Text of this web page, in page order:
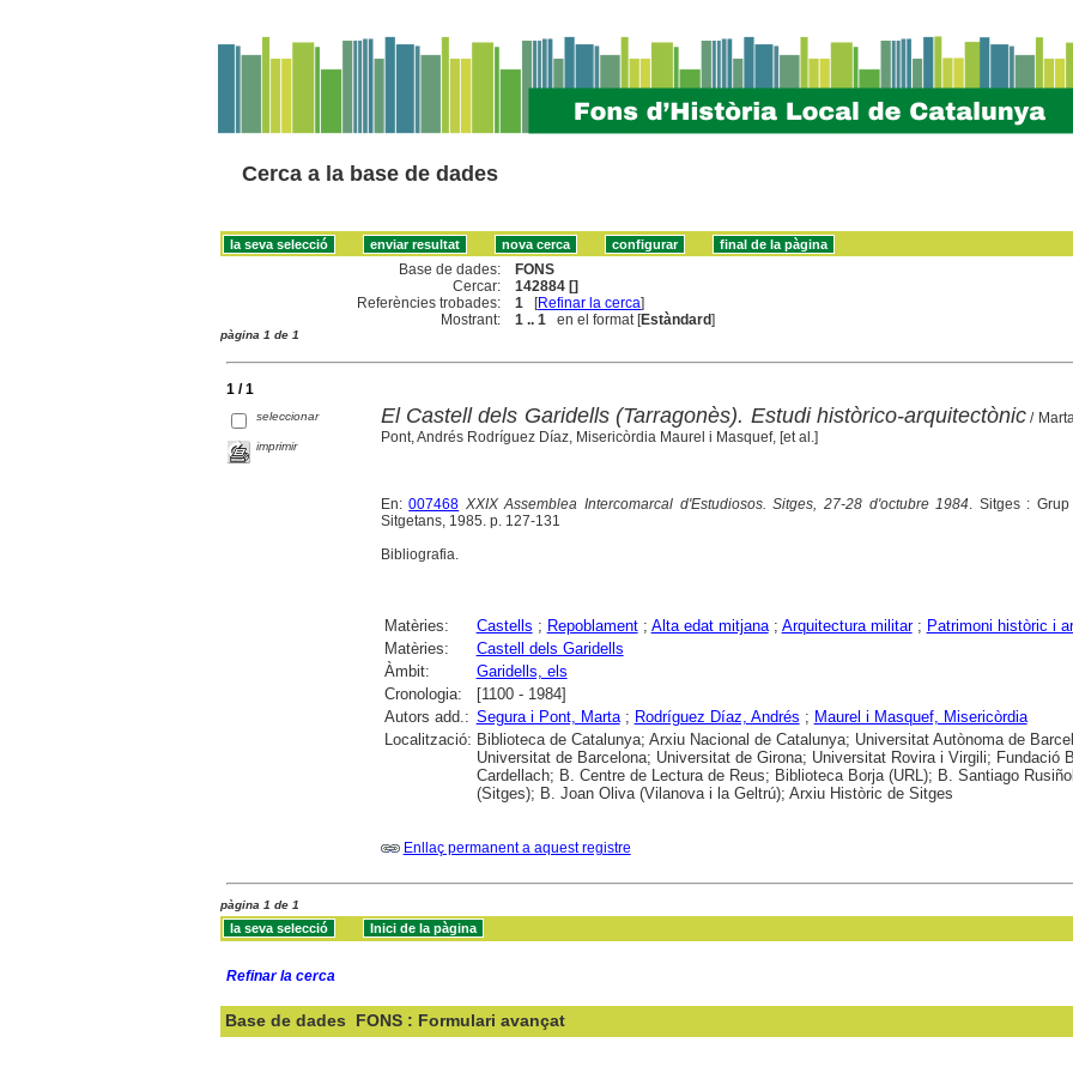
Cerca a la base de dades
Base de dades:
FONS
Cercar:
142884 []
Referències trobades:
1 [Refinar la cerca]
Mostrant:
1 .. 1 en el format [Estàndard]
pàgina 1 de 1
1 / 1
seleccionar
imprimir
El Castell dels Garidells (Tarragonès). Estudi històrico-arquitectònic /
Pont, Andrés Rodríguez Díaz, Misericòrdia Maurel i Masquef, [et al.]
En:007468 XXIX Assemblea Intercomarcal d'Estudiosos. Sitges, 27-28 d'octubre 1984. Sitges : Grup
Sitgetans, 1985. p. 127-131
Bibliografia.
Matèries: Castells ; Repoblament; Alta edat mitjana; Arquitectura militar; Patrimoni històric i
Matèries:
Castell dels Garidells
Àmbit:
Garidells, els
Cronologia:
[1100 - 1984]
Autors add.: Segura i Pont, Marta; Rodríguez Díaz, Andrés ; Maurel i Masquef, Misericòrdia
Localització: Biblioteca de Catalunya; Arxiu Nacional de Catalunya; Universitat Autònoma de
Universitat de Barcelona; Universitat de Girona; Universitat Rovira i Virgili; Fundació
Cardellach; B. Centre de Lectura de Reus; Biblioteca Borja (URL); B. Santiago Rusiñol
(Sitges); B. Joan Oliva (Vilanova i la Geltrú); Arxiu Històric de Sitges
Enllaç permanent a aquest registre
pàgina 1 de 1
Refinar la cerca
Base de dades FONS : Formulari avançat